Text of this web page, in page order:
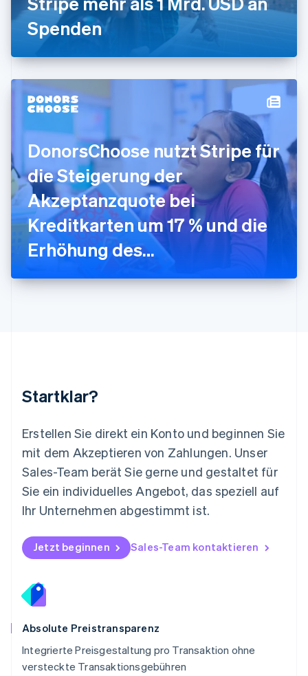
Spenden
DonorsChoose nutzt Stripe für
die Steigerung der
Akzeptanzquote bei
Kreditkarten um 17 % und die
Erhöhung des
Spendenaufkommens für
Startklar?
Erstellen Sie direkt ein Konto und beginnen Sie
mit dem Akzeptieren von Zahlungen. Unser
Sales-Team berät Sie gerne und gestaltet für
Sie ein individuelles Angebot, das speziell auf
Ihr Unternehmen abgestimmt ist.
Jetzt beginnen Sales-Team kontaktieren
Absolute Preistransparenz
Integrierte Preisgestaltung pro Transaktion ohne
versteckte Transaktionsgebühren
Irland
English
Italien
Japan
日本語English
Kanada
EnglishFrançais
EnglishItaliano
Lettland
Liechtenstein
DeutschEnglish
Litauen
English
Luxemburg
FrançaisDeutsch English
Malaysia
Malta
Nederlands English
Norwegen
Österreich
Polen
English
Portugal
Português English
Rumänien
Schweden
Svenska English
Deutsch
Singapur
English
Slowakei
Slowenien
EnglishItaliano